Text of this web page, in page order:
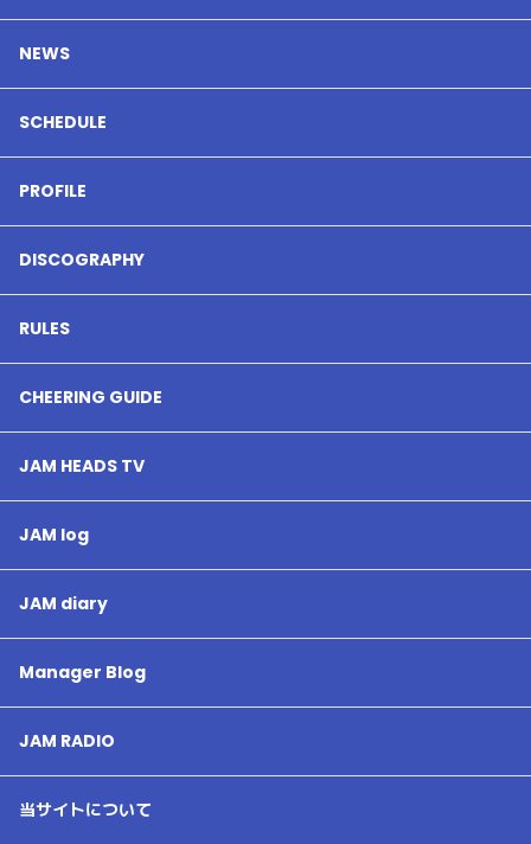
NEWS
SCHEDULE
PROFILE
DISCOGRAPHY
RULES
CHEERING GUIDE
JAM HEADS TV
JAM log
JAM diary
Manager Blog
JAM RADIO
当サイトについて